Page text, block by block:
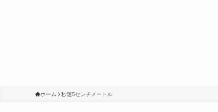
ホーム 秒速5センチメートル